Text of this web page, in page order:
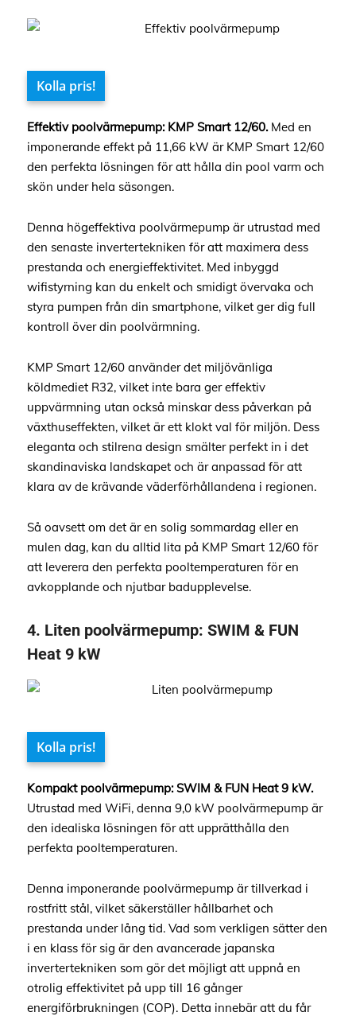
Kolla pris!
Effektiv poolvärmepump: KMP Smart 12/60.Med en
imponerande effekt på 11,66 kW är KMP Smart 12/60
den perfekta lösningen för att hålla din pool varm och
skön under hela säsongen.
Denna högeffektiva poolvärmepump är utrustad med
den senaste invertertekniken för att maximera dess
prestanda och energieffektivitet. Med inbyggd
wifistyrning kan du enkelt och smidigt övervaka och
styra pumpen från din smartphone, vilket ger dig full
kontroll över din poolvärmning.
KMP Smart 12/60 använder det miljövänliga
köldmediet R32, vilket inte bara ger effektiv
uppvärmning utan också minskar dess påverkan på
växthuseffekten, vilket är ett klokt val för miljön. Dess
eleganta och stilrena design smälter perfekt in i det
skandinaviska landskapet och är anpassad för att
klara av de krävande väderförhållandena i regionen.
Så oavsett om det är en solig sommardag eller en
mulen dag, kan du alltid lita på KMP Smart 12/60 för
att leverera den perfekta pooltemperaturen för en
avkopplande och njutbar badupplevelse.
4. Liten poolvärmepump: SWIM & FUN
Heat 9 kW
Kolla pris!
Kompakt poolvärmepump: SWIM & FUN Heat 9 kW.
Utrustad med WiFi, denna 9,0 kW poolvärmepump är
den idealiska lösningen för att upprätthålla den
perfekta pooltemperaturen.
Denna imponerande poolvärmepump är tillverkad i
rostfritt stål, vilket säkerställer hållbarhet och
prestanda under lång tid. Vad som verkligen sätter den
i en klass för sig är den avancerade japanska
invertertekniken som gör det möjligt att uppnå en
otrolig effektivitet på upp till 16 gånger
energiförbrukningen (COP). Detta innebär att du får